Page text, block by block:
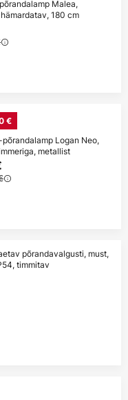
Malea,
180 cm
€
Logan Neo,
metallist
põrandavalgusti, must,
timmitav